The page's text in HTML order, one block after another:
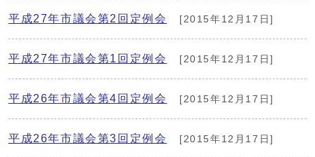
平成27年市議会第2回定例会 [2015年12月17日]
平成27年市議会第1回定例会 [2015年12月17日]
平成26年市議会第4回定例会 [2015年12月17日]
平成26年市議会第3回定例会 [2015年12月17日]